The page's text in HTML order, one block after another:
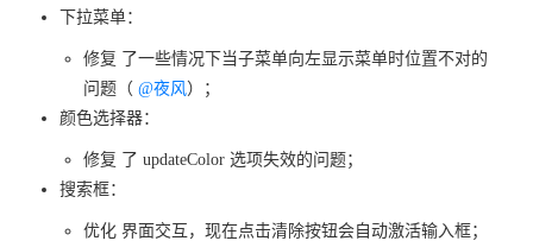
下拉菜单：
修复 了一些情况下当子菜单向左显示菜单时位置不对的
问题（ @夜风）；
颜色选择器：
修复 了 updateColor 选项失效的问题；
搜索框：
优化 界面交互，现在点击清除按钮会自动激活输入框；